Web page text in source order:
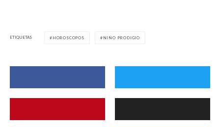
ETIQUETAS HOROSCOPOS NIÑO PRODIGIO